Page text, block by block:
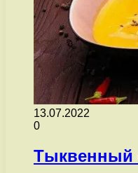
13.07.2022
0
Тыквенный